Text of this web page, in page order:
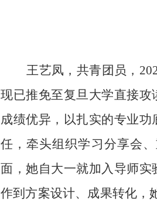
王艺凤，共青团员，
现已推免至复旦大学直接
成绩优异，以扎实的专业
任，牵头组织学习分享会
面，她自大一就加入导师
作到方案设计、成果转化，